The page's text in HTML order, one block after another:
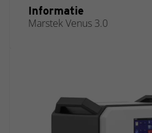
Informatie
Marstek Venus 3.0